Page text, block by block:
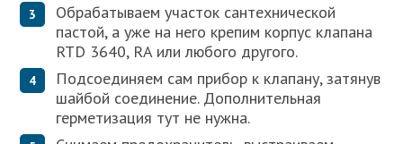
Обрабатываем участок сантехнической
пастой, а уже на него крепим корпус клапана
RTD 3640, RA или любого другого.
Подсоединяем сам прибор к клапану, затянув
шайбой соединение. Дополнительная
герметизация тут не нужна.